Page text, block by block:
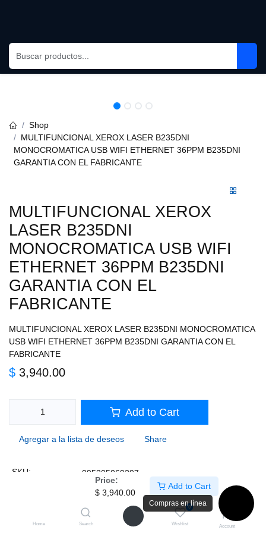
Price:
$ 3,940.00
Add to Cart
Home Search
0
Wishlist Account
Shop
MULTIFUNCIONAL XEROX LASER B235DNI MONOCROMATICA
USB WIFI ETHERNET 36PPM B235DNI GARANTIA CON EL
FABRICANTE
MULTIFUNCIONAL XEROX LASER
B235DNI MONOCROMATICA
USB WIFI ETHERNET 36PPM
B235DNI GARANTIA CON EL
FABRICANTE
MULTIFUNCIONAL XEROX LASER B235DNI MONOCROMATICA USB
$3,940.00
Agregar a la lista de deseos Share
SKU:
095205069297
Garantía de devolución de 30 días
Description
Compras en línea